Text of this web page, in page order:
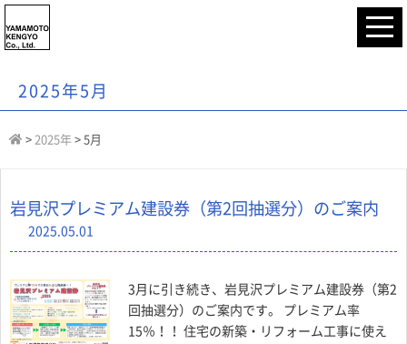
2025年5月
> 2025年 > 5月
岩見沢プレミアム建設券（第2回抽選分）のご案内
2025.05.01
3月に引き続き、岩見沢プレミアム建設券（第2
回抽選分）のご案内です。 プレミアム率
15％！！ 住宅の新築・リフォーム工事に使え